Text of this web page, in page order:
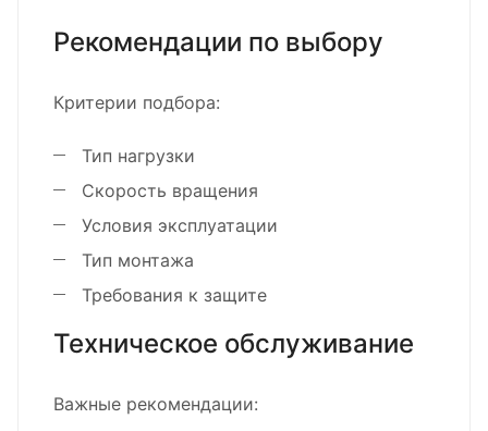
Рекомендации по выбору
Критерии подбора:
Тип нагрузки
Скорость вращения
Условия эксплуатации
Тип монтажа
Требования к защите
Техническое обслуживание
Важные рекомендации: